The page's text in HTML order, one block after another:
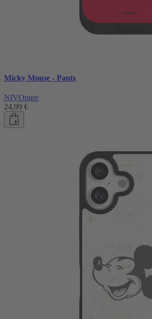
Micky Mouse - Pants
NIVOpure
24,99 €